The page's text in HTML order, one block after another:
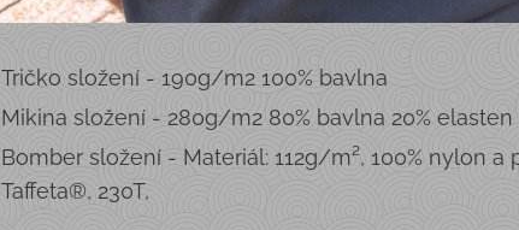
Tričko složení - 190g/m2 100% bavlna
Mikina složení - 280g/m2 80% bavlna 20% elasten
Bomber složení - Materiál: 112g/m², 100% nylon
Taffeta®, 230T,